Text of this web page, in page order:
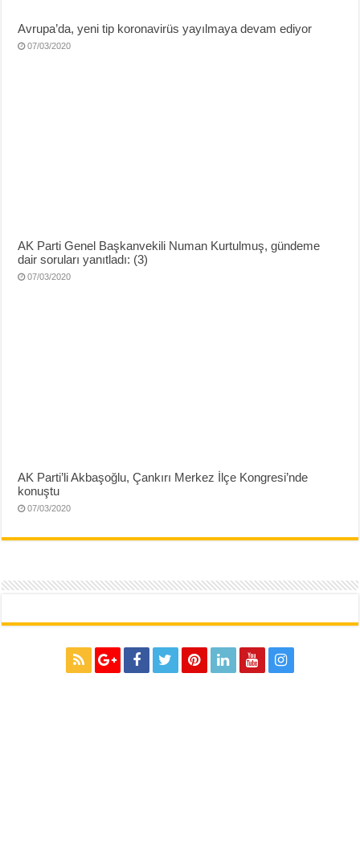
Avrupa’da, yeni tip koronavirüs yayılmaya devam ediyor
07/03/2020
AK Parti Genel Başkanvekili Numan Kurtulmuş, gündeme
dair soruları yanıtladı: (3)
07/03/2020
AK Parti’li Akbaşoğlu, Çankırı Merkez İlçe Kongresi’nde
konuştu
07/03/2020